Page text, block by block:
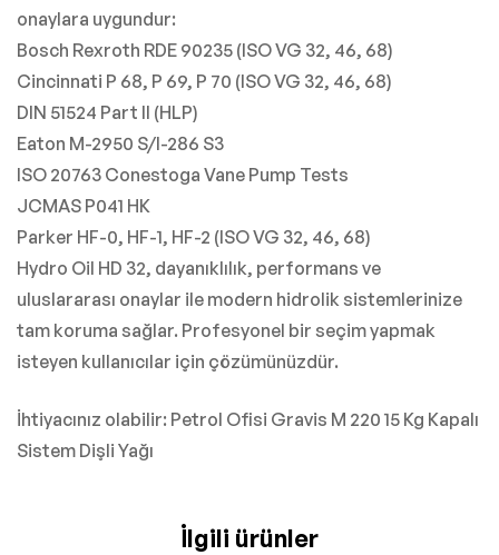
onaylara uygundur:
Bosch Rexroth RDE 90235 (ISO VG 32, 46, 68)
Cincinnati P 68, P 69, P 70 (ISO VG 32, 46, 68)
DIN 51524 Part II (HLP)
Eaton M-2950 S/I-286 S3
ISO 20763 Conestoga Vane Pump Tests
JCMAS P041 HK
Parker HF-0, HF-1, HF-2 (ISO VG 32, 46, 68)
Hydro Oil HD 32, dayanıklılık, performans ve
uluslararası onaylar ile modern hidrolik sistemlerinize
tam koruma sağlar. Profesyonel bir seçim yapmak
isteyen kullanıcılar için çözümünüzdür.
İhtiyacınız olabilir: Petrol Ofisi Gravis M 220 15 Kg Kapalı
Sistem Dişli Yağı
İlgili ürünler